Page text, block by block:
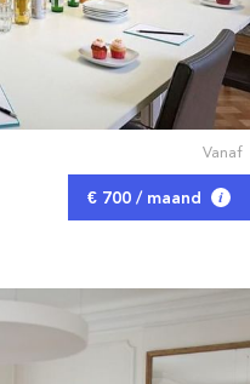
Vanaf
€ 700 / maand